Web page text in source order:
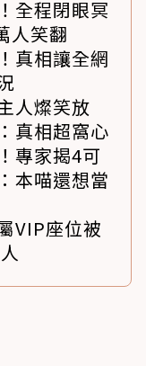
全程閉眼冥
人笑翻
真相讓全網
人燦笑放
真相超窩心
專家揭4可
本喵還想當
VIP座位被